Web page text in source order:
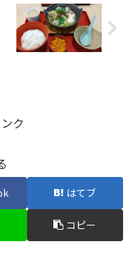
ク
はてブ
コピー